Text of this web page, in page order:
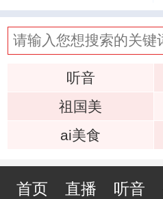
听音
祖国美
ai美食
首页 直播 听音